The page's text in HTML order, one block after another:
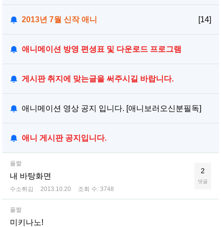
2013년 7월 신작 애니 [14]
애니메이션 방영 편셩표 및 다운로드 프로그램
게시판 취지에 맞는글을 써주시길 바랍니다.
애니메이션 영상 공지 입니다. [애니보러오신분필독]
애니 게시판 공지입니다.
플짤
내 바탕화면
수소튀김 2013.10.20 조회 수: 3748
2
댓글
플짤
미키나노!